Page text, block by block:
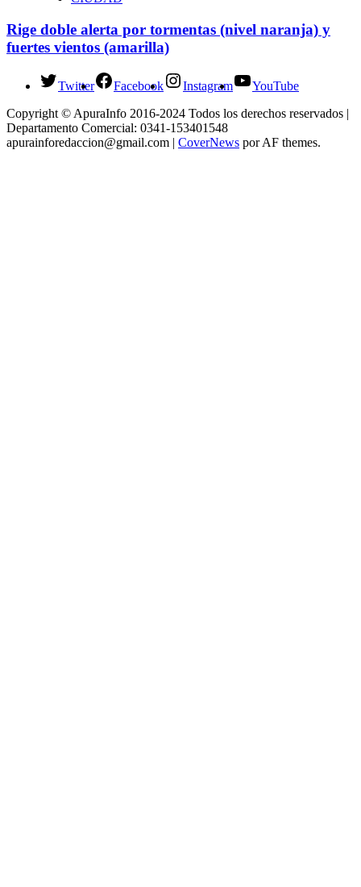
Rige doble alerta por tormentas (nivel naranja) y
fuertes vientos (amarilla)
Twitter Facebook Instagram
YouTube
Copyright © ApuraInfo 2016-2024 Todos los derechos reservados |
Departamento Comercial: 0341-153401548
apurainforedaccion@gmail.com
CoverNews por AF themes.